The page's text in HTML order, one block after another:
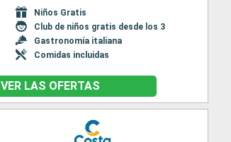
Niños Gratis
Club de niños gratis desde los 3
Gastronomía italiana
Comidas incluidas
VER LAS OFERTAS